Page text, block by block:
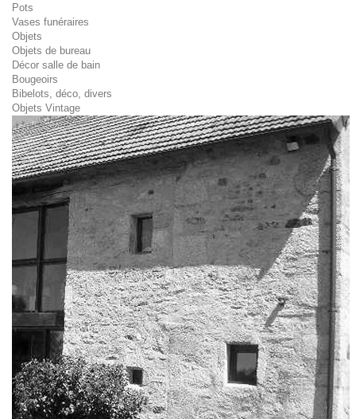
Pots
Vases funéraires
Objets
Objets de bureau
Décor salle de bain
Bougeoirs
Bibelots, déco, divers
Objets Vintage